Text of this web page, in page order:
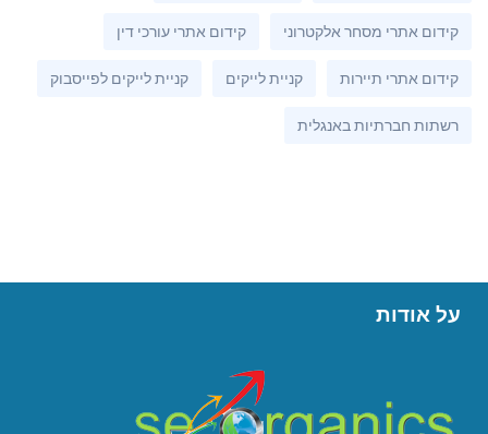
קידום אתרי מסחר אלקטרוני קידום אתרי עורכי דין
קידום אתרי תיירות קניית לייקים קניית לייקים לפייסבוק
רשתות חברתיות באנגלית
על אודות